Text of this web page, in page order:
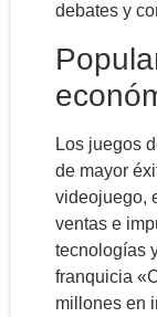
debates y
Los juegos
de mayor
videojuego,
ventas e
tecnologías
franquicia
millones en